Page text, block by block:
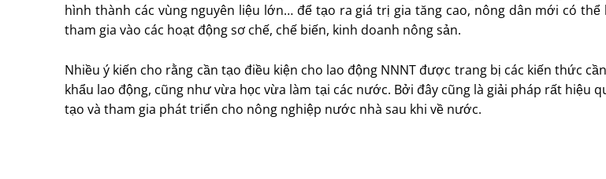
hình thành các vùng nguyên liệu lớn… để tạo ra giá trị gia tăng cao, nông dân mới có
tham gia vào các hoạt động sơ chế, chế biến, kinh doanh nông sản.
Nhiều ý kiến cho rằng cần tạo điều kiện cho lao động NNNT được trang bị các kiến thức
khẩu lao động, cũng như vừa học vừa làm tại các nước. Bởi đây cũng là giải pháp rất hiệu
tạo và tham gia phát triển cho nông nghiệp nước nhà sau khi về nước.